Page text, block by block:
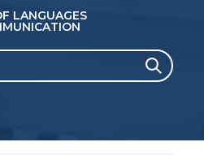
LANGUAGES
Search